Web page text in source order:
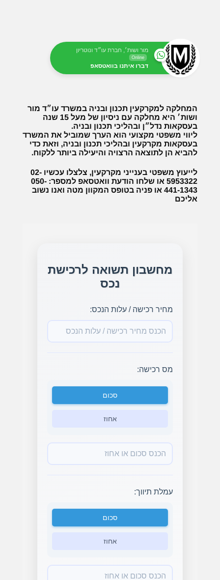
מור ושות׳, חברת עו״ד ונוטריון
Online
דברו איתנו בוואטסאפ
המחלקה למקרקעין תכנון ובניה במשרד עו״ד מור
ושות׳ היא מחלקה עם ניסיון של מעל 15 שנה
בעסקאות נדל״ן ובהליכי תכנון ובניה.
ליווי משפטי מקצועי הוא הערך שמוביל את המשרד
בעסקאות מקרקעין ובהליכי תכנון ובניה, וזאת כדי
להביא הן לתוצאה הרצויה והיעילה ביותר ללקוח.
לייעוץ משפטי בענייני מקרקעין, צלצלו עכשיו 02-
5953322 או שלחו הודעת וואטסאפ למספר: 050-
441-1343 או פניה בטופס המקוון מטה ואנו נשוב
אליכם
מחשבון תשואה לרכישת
נכס
מחיר רכישה / עלות הנכס:
מס רכישה:
סכום
אחוז
עמלת תיווך:
סכום
אחוז